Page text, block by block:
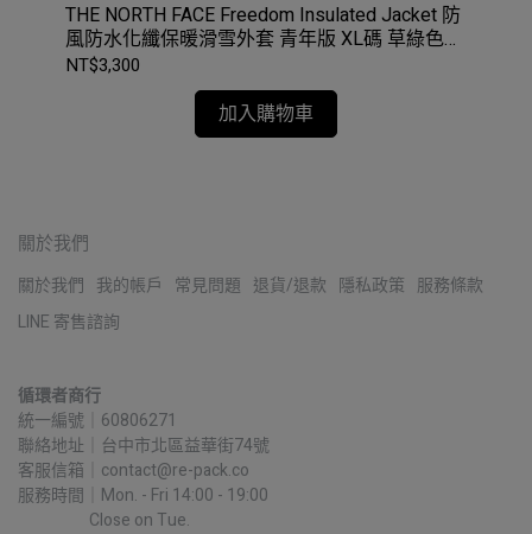
THE NORTH FACE Freedom Insulated Jacket 防
風防水化纖保暖滑雪外套 青年版 XL碼 草綠色
#NF0A3NI6
NT$3,300
加入購物車
關於我們
關於我們 我的帳戶 常見問題 退貨/退款 隱私政策 服務條款
LINE 寄售諮詢
循環者商行
統一編號｜60806271
聯絡地址｜台中市北區益華街74號
客服信箱｜contact@re-pack.co
服務時間｜Mon. - Fri 14:00 - 19:00
Close on Tue.